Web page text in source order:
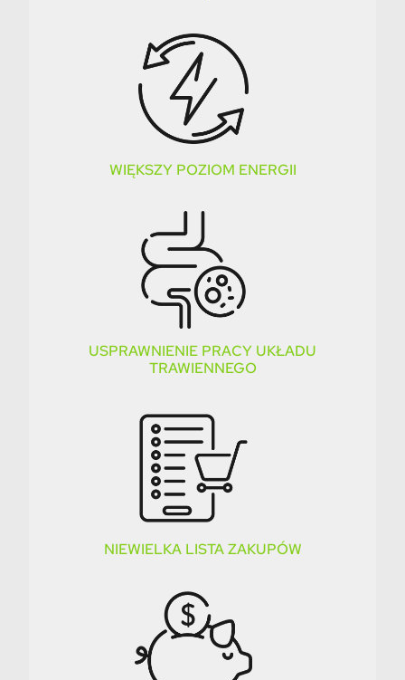
WIĘKSZY POZIOM ENERGII
USPRAWNIENIE PRACY UKŁADU
TRAWIENNEGO
NIEWIELKA LISTA ZAKUPÓW